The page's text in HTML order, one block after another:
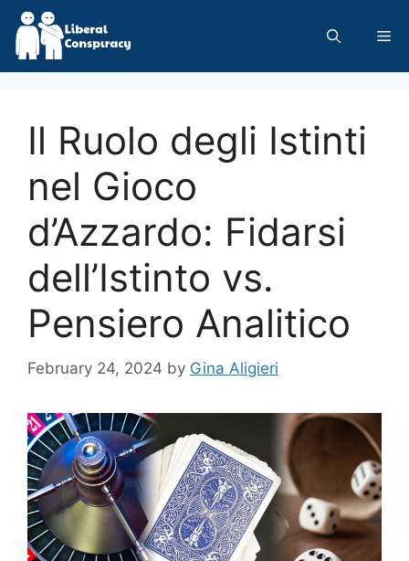
Skip
content
Il Ruolo degli Istinti
nel Gioco
d’Azzardo: Fidarsi
dell’Istinto vs.
Pensiero Analitico
February 24, 2024 by Gina Aligieri